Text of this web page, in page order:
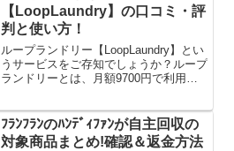
【LoopLaundry】の口コミ・評
判と使い方！
ループランドリー【LoopLaundry】とい
うサービスをご存知でしょうか？ループ
ランドリーとは、月額9700円で利用で
だけ詰められるため、とても便利で効率
的♪今回は、...
ﾌﾗﾝﾌﾗﾝのﾊﾝﾃﾞｨﾌｧﾝが自主回収の
対象商品まとめ!確認＆返金方法